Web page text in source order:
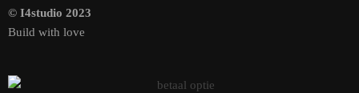
© I4studio 2023
Build with love